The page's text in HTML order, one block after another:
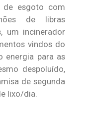
de esgoto com
de libras
um incinerador
vindos do
energia para as
despoluído,
de segunda
lixo/dia.